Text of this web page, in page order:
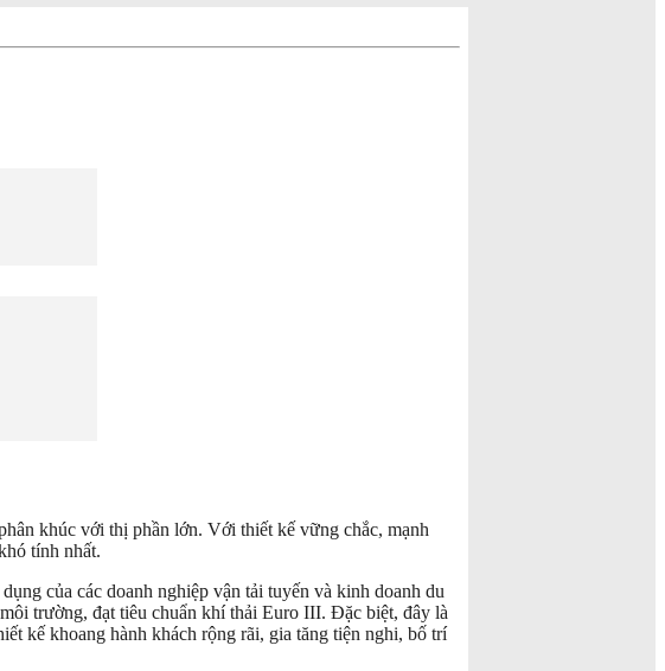
khúc với thị phần lớn. Với thiết kế vững chắc, mạnh
tính nhất.
của các doanh nghiệp vận tải tuyến và kinh doanh du
trường, đạt tiêu chuẩn khí thải Euro III. Đặc biệt, đây là
kế khoang hành khách rộng rãi, gia tăng tiện nghi, bố trí